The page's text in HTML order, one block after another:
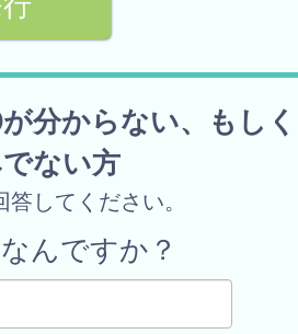
分からない、もし
ない方
してください。
んですか？